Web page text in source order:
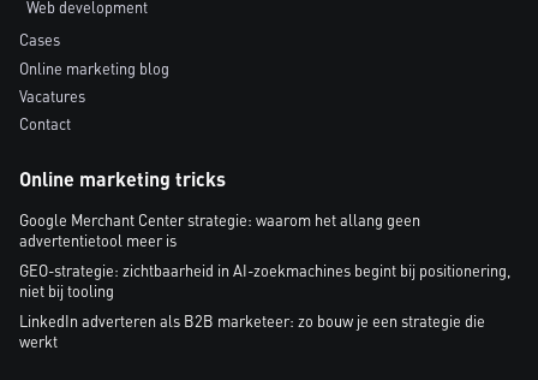
Web development
Cases
Online marketing blog
Vacatures
Contact
Online marketing tricks
Google Merchant Center strategie: waarom het allang geen
advertentietool meer is
GEO-strategie: zichtbaarheid in AI-zoekmachines begint bij positionering,
niet bij tooling
LinkedIn adverteren als B2B marketeer: zo bouw je een strategie die
werkt